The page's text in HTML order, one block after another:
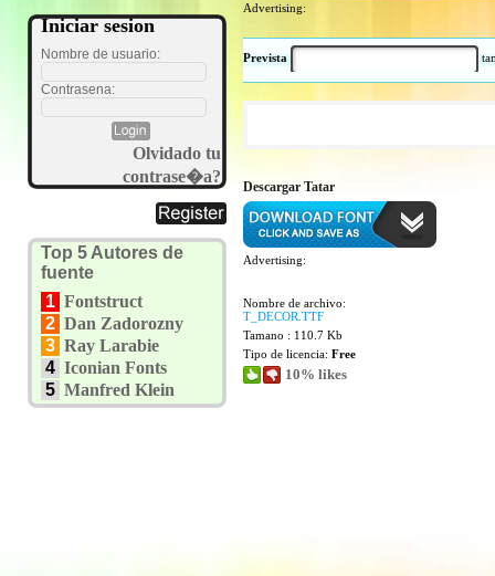
Iniciar sesion
Nombre de usuario:
Contrasena:
Olvidado tu
contrase�a?
Top 5 Autores de
fuente
1 Fontstruct
2 Dan Zadorozny
3 Ray Larabie
4 Iconian Fonts
5 Manfred Klein
Advertising:
Prevista
Descargar Tatar
Advertising:
Nombre de archivo:
T_DECOR.TTF
Tamano : 110.7 Kb
Tipo de licencia: Free
10% likes